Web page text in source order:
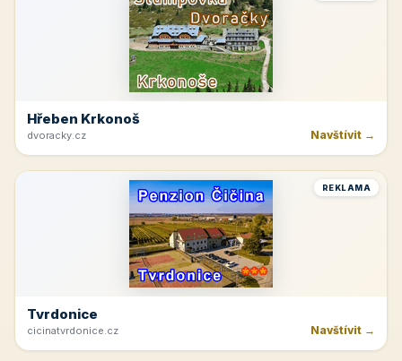
Hřeben Krkonoš
dvoracky.cz Navštívit →
REKLAMA
Tvrdonice
cicinatvrdonice.cz Navštívit →